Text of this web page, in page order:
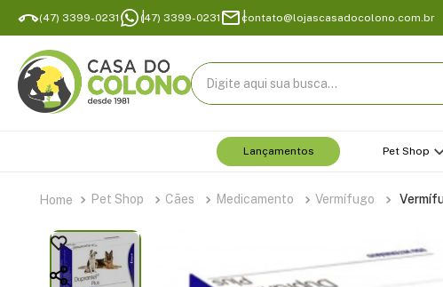
(47) 3399-0231 (47) 3399-0231 contato@lojascasadocolono.com.br
Digite aqui sua busca...
Lançamentos Pet Shop
Pet Shop Cães Medicamento Vermífugo